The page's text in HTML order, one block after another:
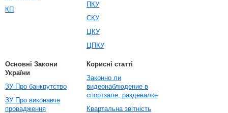
КП
ПКУ
СКУ
ЦКУ
ЦПКУ
Основні Закони
України
ЗУ Про банкрутство
ЗУ Про виконавче
провадження
Корисні статті
Законно ли
видеонаблюдение в
спортзале, раздевалке
Квартальна звітність